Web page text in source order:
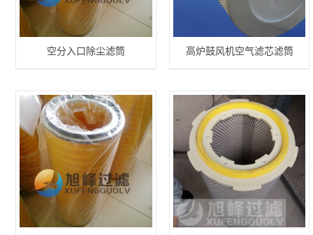
空分入口除尘滤筒 高炉鼓风机空气滤芯滤筒